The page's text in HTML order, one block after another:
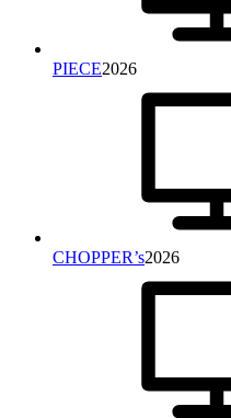
PIECE2026
CHOPPER’s2026